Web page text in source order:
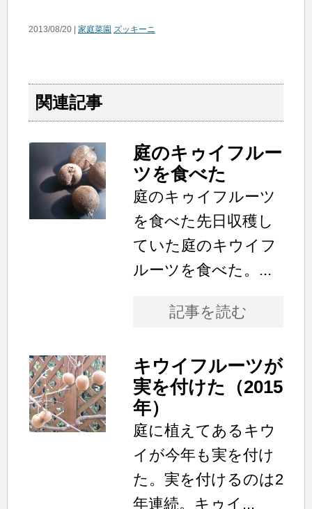
2013/08/20 | 家庭菜園 ズッキーニ
関連記事
庭のキゥイフルー
ツを食べた
庭のキゥイフルーツ
を食べた先日収穫し
ていた庭のキウイフ
ルーツを食べた。...
記事を読む
キウイフルーツが
実を付けた（2015
年）
庭に植えてあるキウ
イが今年も実を付け
た。実を付けるのは2
年連続。キゥイ...